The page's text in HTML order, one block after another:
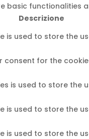
basic functionalities
Descrizione
is used to store the
consent for the
is used to store
is used to store the
is used to store